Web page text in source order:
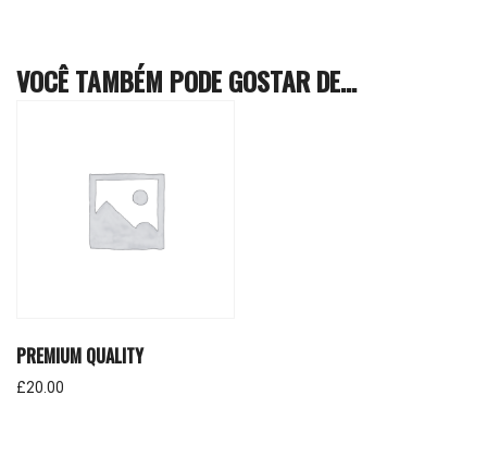
VOCÊ TAMBÉM PODE GOSTAR DE…
PREMIUM QUALITY
£20.00